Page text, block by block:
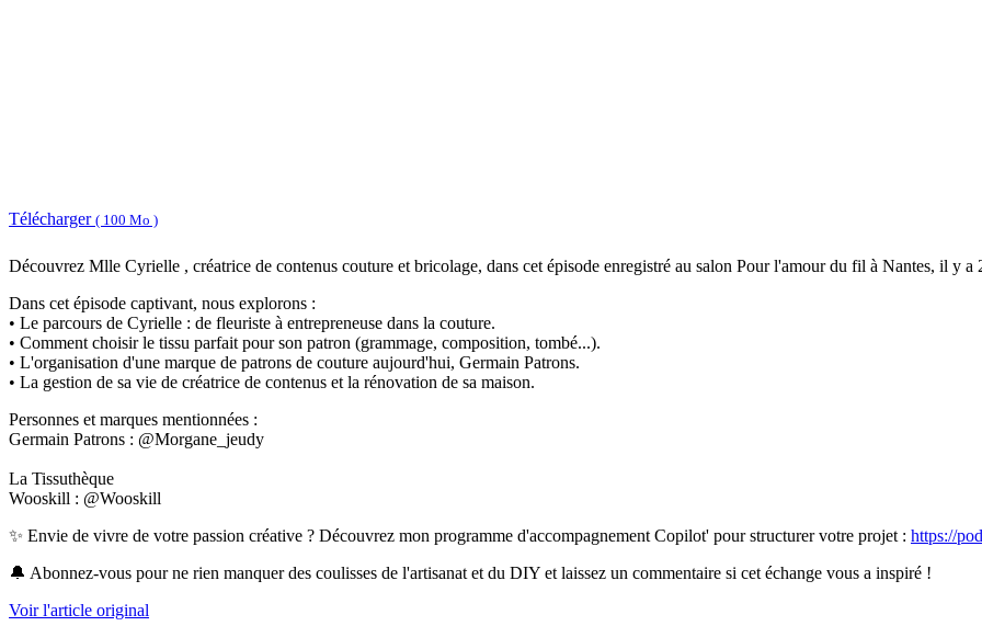
Télécharger ( 100 Mo )
Découvrez Mlle Cyrielle , créatrice de contenus couture et bricolage, dans cet épisode enregistré au salon Pour l'amour du fil à Nantes, il y a
Dans cet épisode captivant, nous explorons :
• Le parcours de Cyrielle : de fleuriste à entrepreneuse dans la couture.
• Comment choisir le tissu parfait pour son patron (grammage, composition, tombé...).
• L'organisation d'une marque de patrons de couture aujourd'hui, Germain Patrons.
• La gestion de sa vie de créatrice de contenus et la rénovation de sa maison.
Personnes et marques mentionnées :
Germain Patrons : @Morgane_jeudy
La Tissuthèque
Wooskill : @Wooskill
✨ Envie de vivre de votre passion créative ? Découvrez mon programme d'accompagnement Copilot' pour structurer votre projet : https://
🔔 Abonnez-vous pour ne rien manquer des coulisses de l'artisanat et du DIY et laissez un commentaire si cet échange vous a inspiré !
Voir l'article original